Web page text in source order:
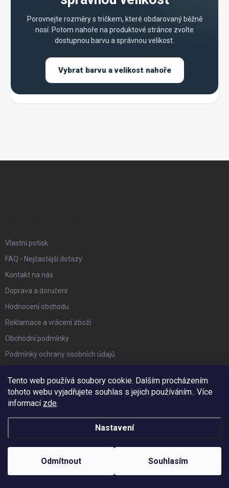
Tento web používá soubory cookie. Dalším procházením
tohoto webu vyjadřujete souhlas s jejich používáním.. Více
informací zde.
Nastavení
Odmítnout Souhlasím
Porovnejte rozměry s tričkem, které obdarovaný běžně
nosí. Potom nahoře na produktové stránce zvolte
dostupnou barvu a správnou velikost.
Vybrat barvu a velikost nahoře
Vlastní potisk
FAQ - Nejčastější dotazy
Kontakt na nás
Doprava a doručení
Hodnocení obchodu
Reklamace a vrácení zboží
Obchodní podmínky
Podmínky ochrany osobních údajů
Náš Blog
FACEBOOK
PŘIJÍMÁME ONLINE PLATBY